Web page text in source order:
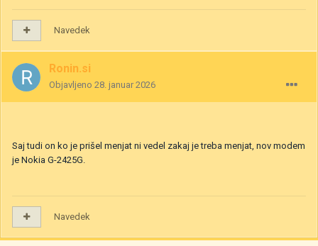
Navedek
Ronin.si
Objavljeno 28. januar 2026
Saj tudi on ko je prišel menjat ni vedel zakaj je treba menjat, nov modem
je Nokia G-2425G.
Navedek